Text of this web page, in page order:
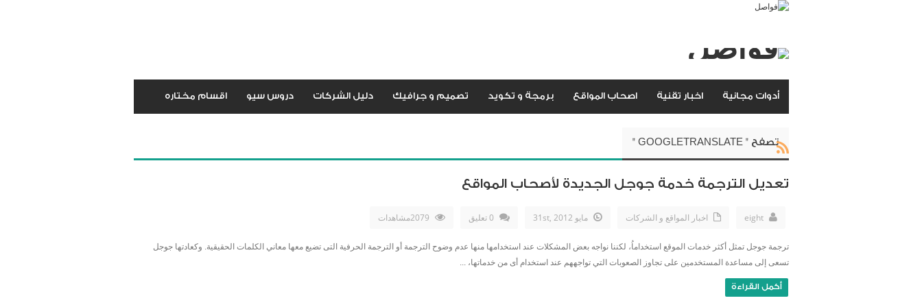
أدوات مجانية اخبار تقنية اصحاب المواقع برمجة و تكويد تصميم و جرافيك دليل الشركات دروس سيو اقسام مختاره
تصفح " GOOGLETRANSLATE "
تعديل الترجمة خدمة جوجل الجديدة لأصحاب المواقع
eight اخبار المواقع و الشركات مايو 31st, 2012 0 تعليق
ترجمة جوجل تمثل أكثر خدمات الموقع استخداماُ، لكننا نواجه بعض المشكلات عند استخدامها منها عدم وضوح الترجمة أو الترجمة الحرفية التى تضيع معها معاني الكلمات الحقيقية. وكعادتها جوجل
تسعى إلى مساعدة المستخدمين على تجاوز الصعوبات التي تواجههم عند استخدام أى من خدماتها، ...
أكمل القراءة